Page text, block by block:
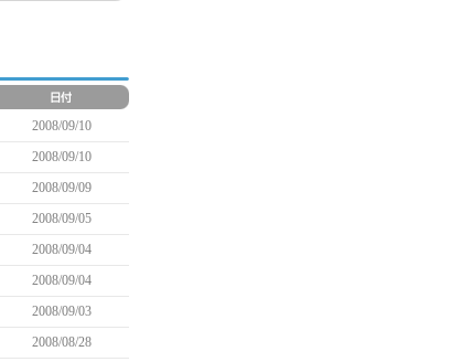
2008/09/10
2008/09/10
2008/09/09
2008/09/05
2008/09/04
2008/09/04
2008/09/03
2008/08/28